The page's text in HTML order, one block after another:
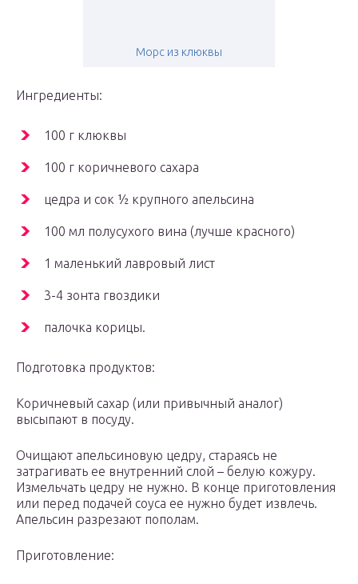
Морс из клюквы
Ингредиенты:
100 г клюквы
100 г коричневого сахара
цедра и сок ½ крупного апельсина
100 мл полусухого вина (лучше красного)
1 маленький лавровый лист
3-4 зонта гвоздики
палочка корицы.
Подготовка продуктов:
Коричневый сахар (или привычный аналог)
высыпают в посуду.
Очищают апельсиновую цедру, стараясь не
затрагивать ее внутренний слой – белую кожуру.
Измельчать цедру не нужно. В конце приготовления
или перед подачей соуса ее нужно будет извлечь.
Апельсин разрезают пополам.
Приготовление: